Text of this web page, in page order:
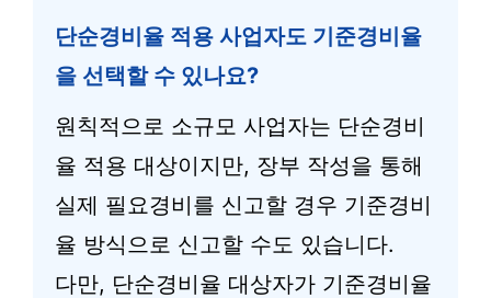
단순경비율 적용 사업자도 기준경비율
을 선택할 수 있나요?
원칙적으로 소규모 사업자는 단순경비
율 적용 대상이지만, 장부 작성을 통해
실제 필요경비를 신고할 경우 기준경비
율 방식으로 신고할 수도 있습니다.
다만, 단순경비율 대상자가 기준경비율